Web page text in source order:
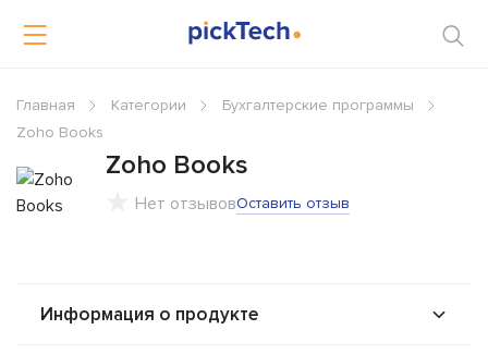
Главная Категории
Бухгалтерские программы
Zoho Books
Zoho Books
Нет отзывовОставить отзыв
Информация о продукте